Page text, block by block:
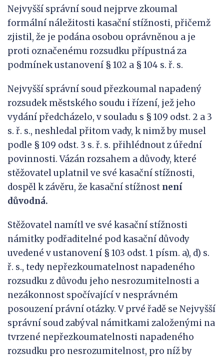
Nejvyšší správní soud nejprve zkoumal
formální náležitosti kasační stížnosti, přičemž
zjistil, že je podána osobou oprávněnou a je
proti označenému rozsudku přípustná za
podmínek ustanovení § 102 a § 104 s. ř. s.
Nejvyšší správní soud přezkoumal napadený
rozsudek městského soudu i řízení, jež jeho
vydání předcházelo, v souladu s § 109 odst. 2 a 3
s. ř. s., neshledal přitom vady, k nimž by musel
podle § 109 odst. 3 s. ř. s. přihlédnout z úřední
povinnosti. Vázán rozsahem a důvody, které
stěžovatel uplatnil ve své kasační stížnosti,
dospěl k závěru, že kasační stížnost není
důvodná.
Stěžovatel namítl ve své kasační stížnosti
námitky podřaditelné pod kasační důvody
uvedené v ustanovení § 103 odst. 1 písm. a), d) s.
ř. s., tedy nepřezkoumatelnost napadeného
rozsudku z důvodu jeho nesrozumitelnosti a
nezákonnost spočívající v nesprávném
posouzení právní otázky. V prvé řadě se Nejvyšší
správní soud zabýval námitkami založenými na
tvrzené nepřezkoumatelnosti napadeného
rozsudku pro nesrozumitelnost, pro níž by